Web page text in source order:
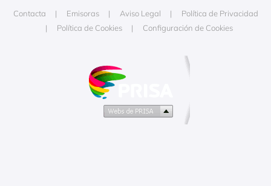
Contacta Emisoras Aviso Legal
Política de Privacidad
Política de Cookies
Configuración de Cookies